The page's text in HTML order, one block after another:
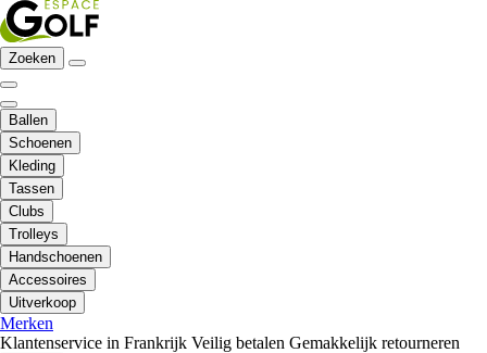
Zoeken
Ballen
Schoenen
Kleding
Tassen
Clubs
Trolleys
Handschoenen
Accessoires
Uitverkoop
Merken
Klantenservice in Frankrijk Veilig betalen Gemakkelijk retourneren